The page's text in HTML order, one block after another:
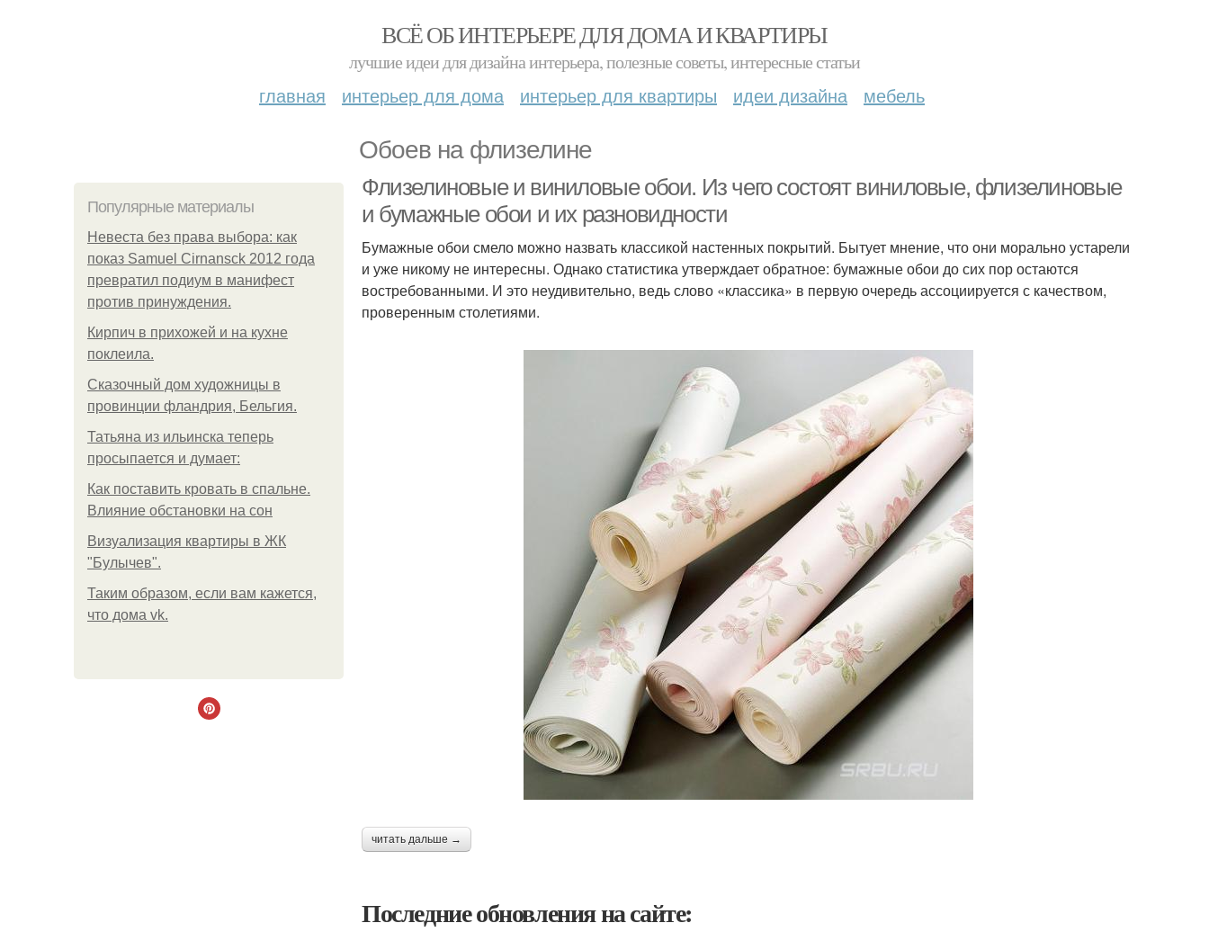
ВСЁ ОБ ИНТЕРЬЕРЕ ДЛЯ ДОМА И КВАРТИРЫ
лучшие идеи для дизайна интерьера, полезные советы, интересные статьи
главная интерьер для дома интерьер для квартиры идеи дизайна мебель
Обоев на флизелине
Популярные материалы
Невеста без права выбора: как
показ Samuel Cirnansck 2012 года
превратил подиум в манифест
против принуждения.
Кирпич в прихожей и на кухне
поклеила.
Сказочный дом художницы в
провинции фландрия, Бельгия.
Татьяна из ильинска теперь
просыпается и думает:
Как поставить кровать в спальне.
Влияние обстановки на сон
Визуализация квартиры в ЖК
"Булычев".
Таким образом, если вам кажется,
что дома vk.
Флизелиновые и виниловые обои. Из чего состоят виниловые, флизелиновые
и бумажные обои и их разновидности
Бумажные обои смело можно назвать классикой настенных покрытий. Бытует мнение, что они морально устарели
и уже никому не интересны. Однако статистика утверждает обратное: бумажные обои до сих пор остаются
востребованными. И это неудивительно, ведь слово «классика» в первую очередь ассоциируется с качеством,
проверенным столетиями.
читать дальше →
Последние обновления на сайте: